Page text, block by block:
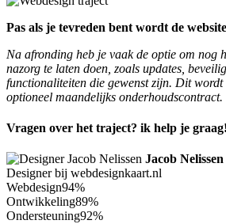
Pas als je tevreden bent wordt de
Na afronding heb je vaak de optie om nog
nazorg te laten doen, zoals updates,
functionaliteiten die gewenst zijn. Dit wordt
optioneel maandelijks onderhoudscontract.
Vragen over het traject? ik help je graag!
Jacob Nelissen
Designer bij webdesignkaart.nl
Webdesign94%
Ontwikkeling89%
Ondersteuning92%